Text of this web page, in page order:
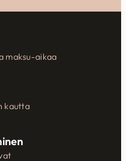
maksu-aikaa
kautta